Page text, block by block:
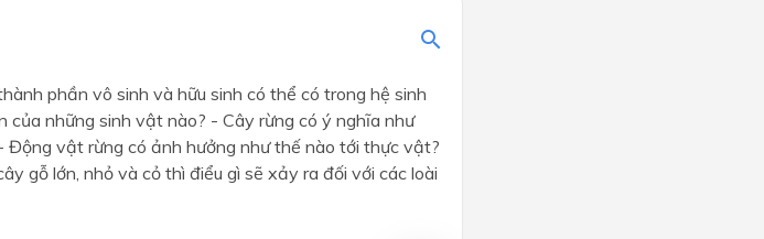
phần vô sinh và hữu sinh có thể có trong hệ sinh
của những sinh vật nào? - Cây rừng có ý nghĩa như
vật rừng có ảnh hưởng như thế nào tới thực vật?
gỗ lớn, nhỏ và cỏ thì điểu gì sẽ xảy ra đối với các loài